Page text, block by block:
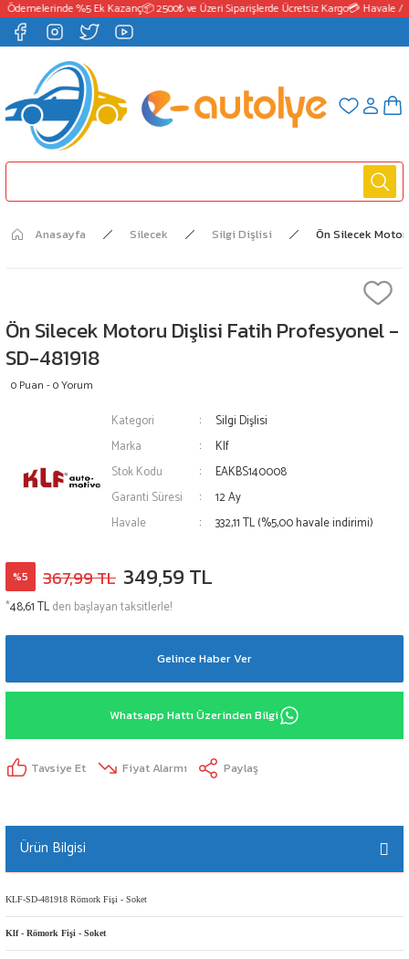
%5 Ek Kazanç📦 2500₺ ve Üzeri Siparişlerde Ücretsiz Kargo💳 Havale /
Anasayfa Silecek Silgi Dişlisi Ön Silecek
Ön Silecek Motoru Dişlisi Fatih Profesyonel -
SD-481918
0 Puan - 0 Yorum
Kategori
Silgi Dişlisi
Marka
Klf
Stok Kodu
EAKBS140008
Garanti Süresi
12 Ay
Havale
332,11 TL (%5,00 havale indirimi)
%5 367,99 TL 349,59 TL
*48,61 TLden başlayan taksitlerle!
Gelince Haber Ver
Whatsapp Hattı Üzerinden Bilgi
Tavsiye Et Fiyat Alarmı Paylaş
Ürün Bilgisi
KLF-SD-481918 Römork Fişi - Soket
Klf - Römork Fişi - Soket